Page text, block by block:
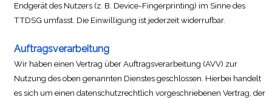
Endgerät des Nutzers (z. B. Device-Fingerprinting) im Sinne des
TTDSG umfasst. Die Einwilligung ist jederzeit widerrufbar.
Auftragsverarbeitung
Wir haben einen Vertrag über Auftragsverarbeitung (AVV) zur
Nutzung des oben genannten Dienstes geschlossen. Hierbei handelt
es sich um einen datenschutzrechtlich vorgeschriebenen Vertrag, der